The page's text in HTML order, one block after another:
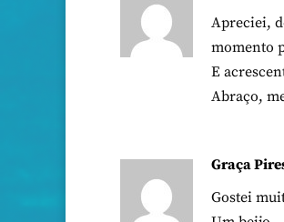
Apreciei,
momento
E
Abraço,
Graça
Gostei